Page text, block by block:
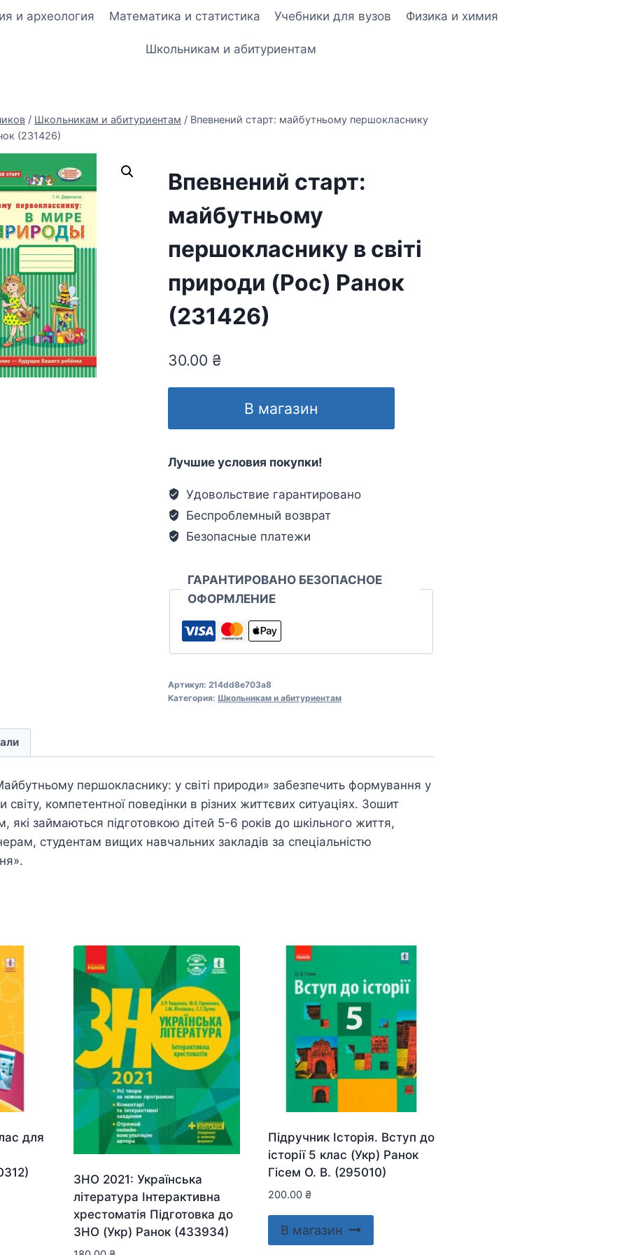
и археология Математика и статистика Учебники для вузов Физика и химия
Школьникам и абитуриентам
/ Школьникам и абитуриентам / Впевнений старт: майбутньому першокласнику
(231426)
Впевнений старт:
майбутньому
першокласнику в світі
природи (Рос) Ранок
(231426)
30.00 ₴
В магазин
Лучшие условия покупки!
Удовольствие гарантировано
Беспроблемный возврат
Безопасные платежи
ГАРАНТИРОВАНО БЕЗОПАСНОЕ
ОФОРМЛЕНИЕ
Артикул: 214dd8e703a8
Категория: Школьникам и абитуриентам
першокласнику: у світі природи» забезпечить формування у
світу, компетентної поведінки в різних життєвих ситуаціях. Зошит
які займаються підготовкою дітей 5-6 років до шкільного життя,
студентам вищих навчальних закладів за спеціальністю
для
ЗНО 2021: Українська
література Інтерактивна
хрестоматія Підготовка до
ЗНО (Укр) Ранок (433934)
Підручник Історія. Вступ до
історії 5 клас (Укр) Ранок
Гісем О. В. (295010)
200.00 ₴
В магазин